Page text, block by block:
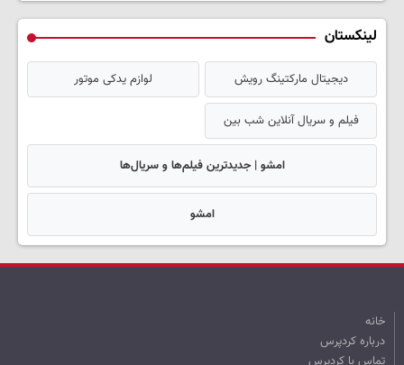
لینکستان
دیجیتال مارکتینگ رویش لوازم یدکی موتور
فیلم و سریال آنلاین شب بین
امشو | جدیدترین فیلم‌ها و سریال‌ها
امشو
خانه
درباره کردپرس